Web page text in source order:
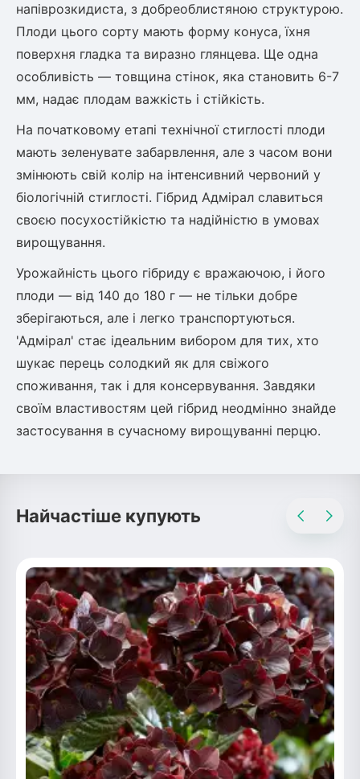
Обліпиха
Диплоидная слива
Азіатська груша
Піраканта
Бузина
Багаторічні рослини
М'ята
Лаванда
Бамбук
Пряні трави
Очиток (седум)
Вівсяниця
Барвінок
Чемерник (морозник)
Рослини що в'ються
Гліцинія (Вістерія)
Жимолость декоративна
Плющ
Клематіс
напіврозкидиста, з добреоблистяною структурою.
Плоди цього сорту мають форму конуса, їхня
поверхня гладка та виразно глянцева. Ще одна
особливість — товщина стінок, яка становить 6-7
мм, надає плодам важкість і стійкість.
На початковому етапі технічної стиглості плоди
мають зеленувате забарвлення, але з часом вони
змінюють свій колір на інтенсивний червоний у
біологічній стиглості. Гібрид Адмірал славиться
своєю посухостійкістю та надійністю в умовах
вирощування.
Урожайність цього гібриду є вражаючою, і його
плоди — від 140 до 180 г — не тільки добре
зберігаються, але і легко транспортуються.
'Адмірал' стає ідеальним вибором для тих, хто
шукає перець солодкий як для свіжого
споживання, так і для консервування. Завдяки
своїм властивостям цей гібрид неодмінно знайде
застосування в сучасному вирощуванні перцю.
Найчастіше купують